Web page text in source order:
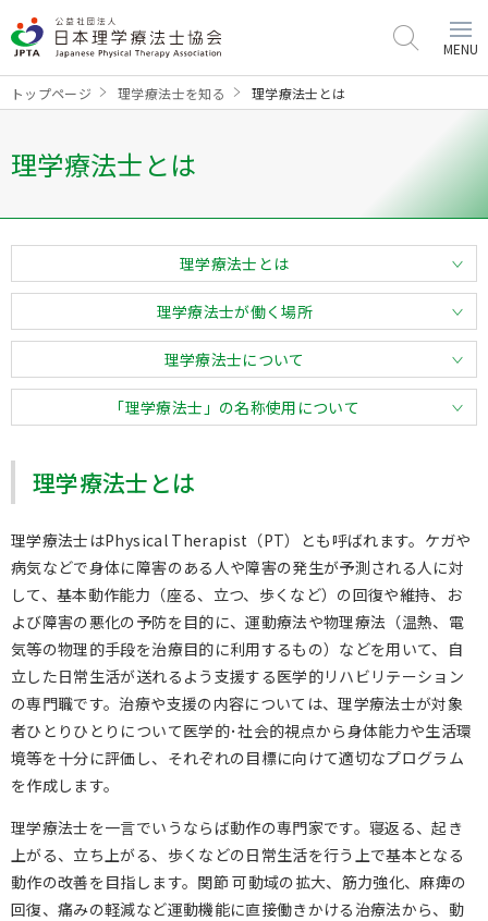
MENU
トップページ 理学療法士を知る 理学療法士とは
理学療法士とは
理学療法士とは
理学療法士が働く場所
理学療法士について
「理学療法士」の名称使用について
理学療法士とは
理学療法士はPhysical Therapist（PT）とも呼ばれます。ケガや
病気などで身体に障害のある人や障害の発生が予測される人に対
して、基本動作能力（座る、立つ、歩くなど）の回復や維持、お
よび障害の悪化の予防を目的に、運動療法や物理療法（温熱、電
気等の物理的手段を治療目的に利用するもの）などを用いて、自
立した日常生活が送れるよう支援する医学的リハビリテーション
の専門職です。治療や支援の内容については、理学療法士が対象
者ひとりひとりについて医学的･社会的視点から身体能力や生活環
境等を十分に評価し、それぞれの目標に向けて適切なプログラム
を作成します。
理学療法士を一言でいうならば動作の専門家です。寝返る、起き
上がる、立ち上がる、歩くなどの日常生活を行う上で基本となる
動作の改善を目指します。関節 可動域の拡大、筋力強化、麻痺の
回復、痛みの軽減など運動機能に直接働きかける治療法から、動